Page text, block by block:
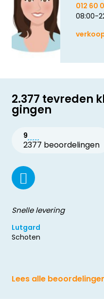
012 60
08:00-
2.377 tevreden
gingen
9
2377 beoordelingen
Snelle levering
Lutgard
Schoten
Lees alle